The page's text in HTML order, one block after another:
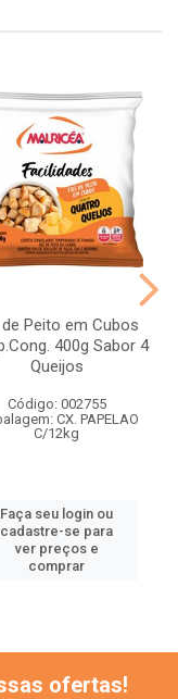
de Peito em Cubos
400g Sabor 4
Queijos
Código: 002755
CX. PAPELAO
C/12kg
Faça seu login ou
cadastre-se para
ver preços e
comprar
ofertas!